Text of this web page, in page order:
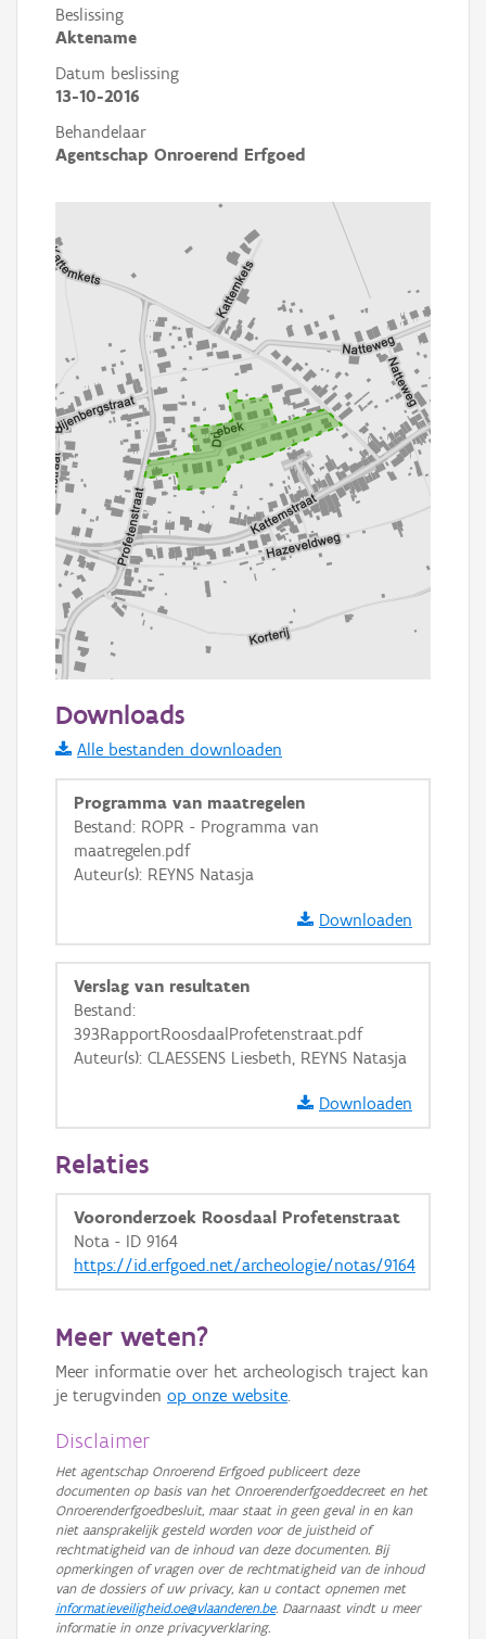
Beslissing
Aktename
Datum beslissing
13-10-2016
Behandelaar
Agentschap Onroerend Erfgoed
Informatie Vlaanderen
i
+ −
Basis Lagen
OSM-Basiskaart
GRB-Basiskaart
GRB-Basiskaart in grijswaarden
Downloads
Alle bestanden downloaden
Programma van maatregelen
Bestand: ROPR - Programma van
maatregelen.pdf
Auteur(s): REYNS Natasja
Downloaden
Verslag van resultaten
Bestand:
393RapportRoosdaalProfetenstraat.pdf
Auteur(s): CLAESSENS Liesbeth, REYNS Natasja
Downloaden
Relaties
Vooronderzoek Roosdaal Profetenstraat
Nota - ID 9164
https://id.erfgoed.net/archeologie/notas/9164
Meer weten?
Meer informatie over het archeologisch traject kan
je terugvinden op onze website.
Disclaimer
Het agentschap Onroerend Erfgoed publiceert deze
documenten op basis van het Onroerenderfgoeddecreet en het
Onroerenderfgoedbesluit, maar staat in geen geval in en kan
niet aansprakelijk gesteld worden voor de juistheid of
rechtmatigheid van de inhoud van deze documenten. Bij
opmerkingen of vragen over de rechtmatigheid van de inhoud
van de dossiers of uw privacy, kan u contact opnemen met
informatieveiligheid.oe@vlaanderen.be. Daarnaast vindt u meer
informatie in onze privacyverklaring.